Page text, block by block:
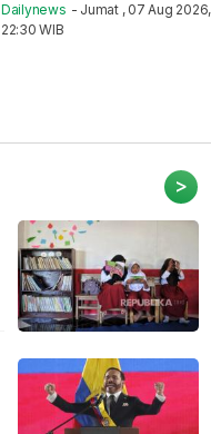
Dailynews - Jumat , 07 Aug 2026,
22:30 WIB
>